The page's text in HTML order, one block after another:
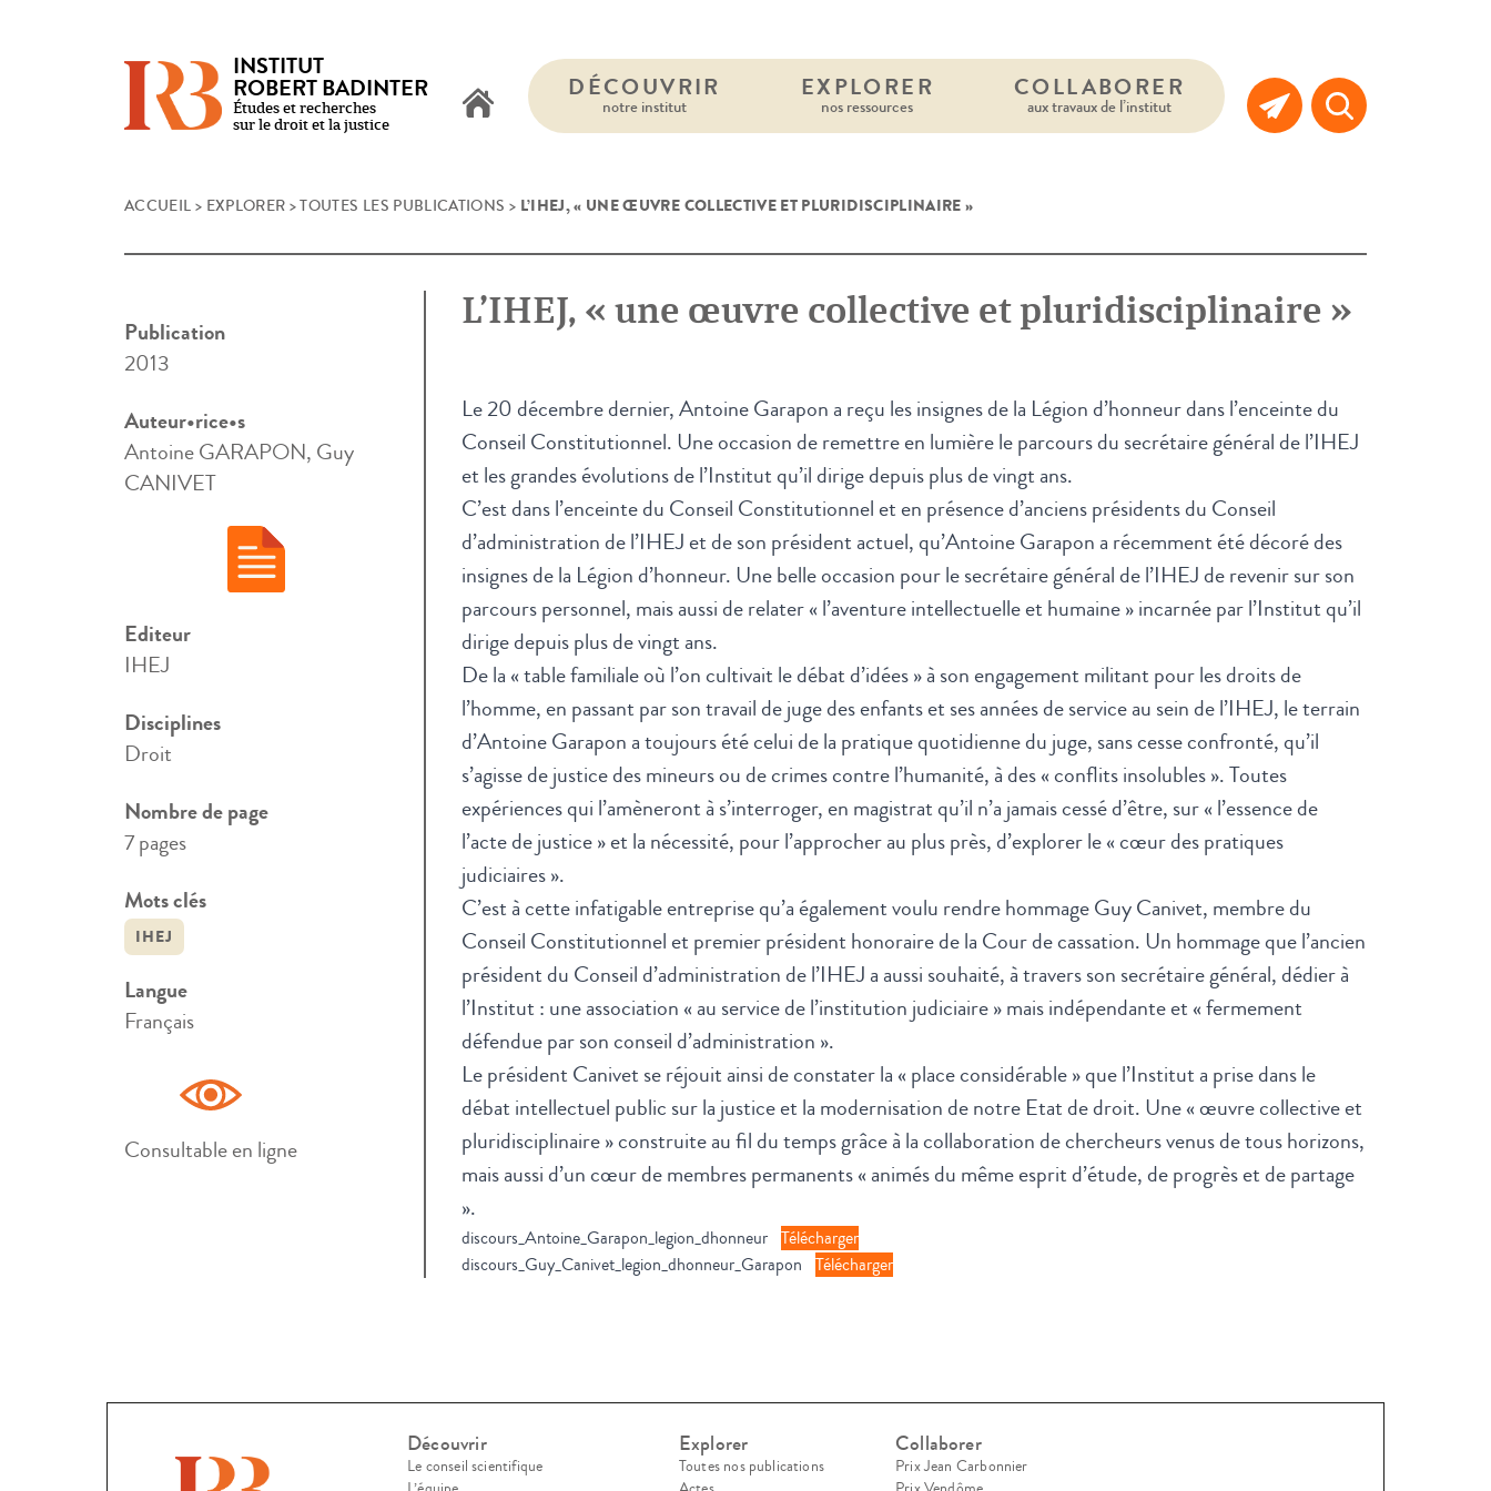
INSTITUT
ROBERT BADINTER
Études et recherches
sur le droit et la justice
DÉCOUVRIR
notre institut
EXPLORER
nos ressources
COLLABORER
aux travaux de l’institut
ACCUEIL > EXPLORER >TOUTES LES PUBLICATIONS > L’IHEJ, « UNE ŒUVRE COLLECTIVE ET PLURIDISCIPLINAIRE »
L’IHEJ, « une œuvre collective et pluridisciplinaire »
Le 20 décembre dernier, Antoine Garapon a reçu les insignes de la Légion d’honneur dans l’enceinte du
Conseil Constitutionnel. Une occasion de remettre en lumière le parcours du secrétaire général de l’IHEJ
et les grandes évolutions de l’Institut qu’il dirige depuis plus de vingt ans.
C’est dans l’enceinte du Conseil Constitutionnel et en présence d’anciens présidents du Conseil
d’administration de l’IHEJ et de son président actuel, qu’Antoine Garapon a récemment été décoré des
insignes de la Légion d’honneur. Une belle occasion pour le secrétaire général de l’IHEJ de revenir sur son
parcours personnel, mais aussi de relater « l’aventure intellectuelle et humaine » incarnée par l’Institut qu’il
dirige depuis plus de vingt ans.
De la « table familiale où l’on cultivait le débat d’idées » à son engagement militant pour les droits de
l’homme, en passant par son travail de juge des enfants et ses années de service au sein de l’IHEJ, le terrain
d’Antoine Garapon a toujours été celui de la pratique quotidienne du juge, sans cesse confronté, qu’il
s’agisse de justice des mineurs ou de crimes contre l’humanité, à des « conflits insolubles ». Toutes
expériences qui l’amèneront à s’interroger, en magistrat qu’il n’a jamais cessé d’être, sur « l’essence de
l’acte de justice » et la nécessité, pour l’approcher au plus près, d’explorer le « cœur des pratiques
judiciaires ».
C’est à cette infatigable entreprise qu’a également voulu rendre hommage Guy Canivet, membre du
Conseil Constitutionnel et premier président honoraire de la Cour de cassation. Un hommage que l’ancien
président du Conseil d’administration de l’IHEJ a aussi souhaité, à travers son secrétaire général, dédier à
l’Institut : une association « au service de l’institution judiciaire » mais indépendante et « fermement
défendue par son conseil d’administration ».
Le président Canivet se réjouit ainsi de constater la « place considérable » que l’Institut a prise dans le
débat intellectuel public sur la justice et la modernisation de notre Etat de droit. Une « œuvre collective et
pluridisciplinaire » construite au fil du temps grâce à la collaboration de chercheurs venus de tous horizons,
mais aussi d’un cœur de membres permanents « animés du même esprit d’étude, de progrès et de partage
».
discours_Antoine_Garapon_legion_dhonneur Télécharger
discours_Guy_Canivet_legion_dhonneur_Garapon Télécharger
Publication
2013
Auteur•rice•s
Antoine GARAPON, Guy
CANIVET
Editeur
IHEJ
Disciplines
Droit
Nombre de page
7 pages
Mots clés
IHEJ
Langue
Français
Consultable en ligne
Découvrir
Le conseil scientifique
Explorer
Toutes nos publications
Collaborer
Prix Jean Carbonnier